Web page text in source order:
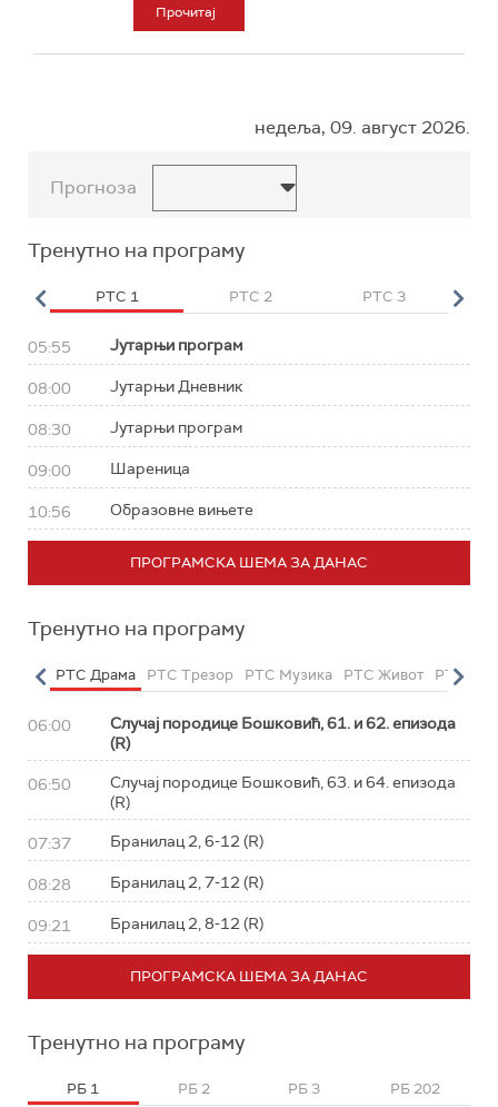
Прочитај
недеља, 09. август 2026.
Прогноза
Тренутно на програму
РТС 1 РТС 2 РТС 3
05:55 Јутарњи програм
08:00 Јутарњи Дневник
08:30 Јутарњи програм
09:00 Шареница
10:56 Образовне вињете
ПРОГРАМСКА ШЕМА ЗА ДАНАС
Тренутно на програму
РТС Драма РТС Трезор РТС Музика РТС Живот РТС
06:00
Случај породице Бошковић, 61. и 62. епизода
(R)
06:50
Случај породице Бошковић, 63. и 64. епизода
(R)
07:37 Бранилац 2, 6-12 (R)
08:28 Бранилац 2, 7-12 (R)
09:21 Бранилац 2, 8-12 (R)
ПРОГРАМСКА ШЕМА ЗА ДАНАС
Тренутно на програму
РБ 1 РБ 2 РБ 3 РБ 202